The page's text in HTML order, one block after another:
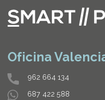
Oficina
962 664 134
687 422 588